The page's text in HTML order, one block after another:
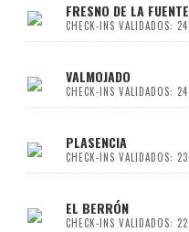
FRESNO DE LA FUENTE
CHECK-INS VALIDADOS: 24
VALMOJADO
CHECK-INS VALIDADOS: 24
PLASENCIA
CHECK-INS VALIDADOS: 23
EL BERRÓN
CHECK-INS VALIDADOS: 22